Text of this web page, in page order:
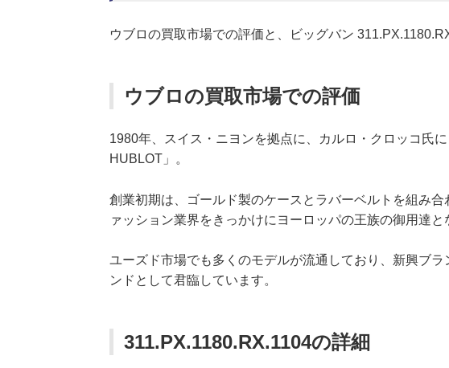
ウブロの買取市場での評価と、ビッグバン
ウブロの買取市場での評価
1980年、スイス・ニヨンを拠点に、カルロ・クロッコ氏
HUBLOT」。
創業初期は、ゴールド製のケースとラバーベルトを組み
ァッション業界をきっかけにヨーロッパの王族の御用達
ユーズド市場でも多くのモデルが流通しており、新興ブ
ンドとして君臨しています。
311.PX.1180.RX.1104の詳細